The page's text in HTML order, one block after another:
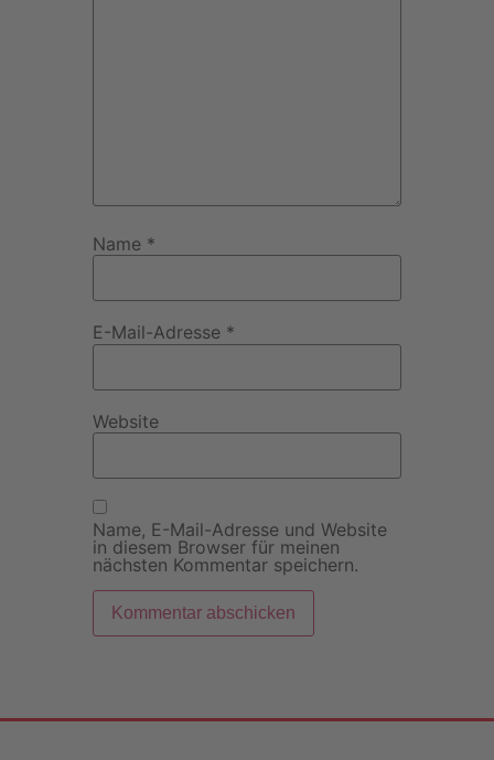
Name *
E-Mail-Adresse *
Website
Name, E-Mail-Adresse und Website
in diesem Browser für meinen
nächsten Kommentar speichern.